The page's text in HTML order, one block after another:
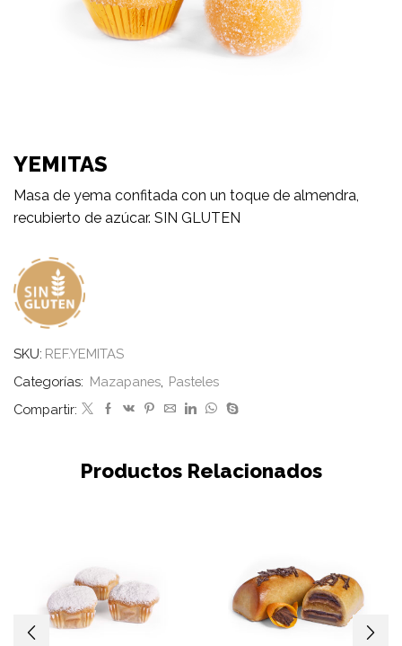
YEMITAS
Masa de yema confitada con un toque de almendra,
recubierto de azúcar. SIN GLUTEN
SKU: REF.YEMITAS
Categorías: Mazapanes Pasteles
Compartir:
Productos Relacionados